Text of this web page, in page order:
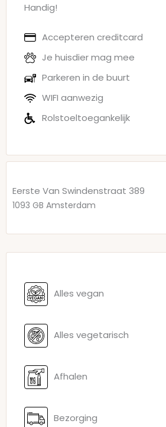
Handig!
Accepteren creditcard
Je huisdier mag mee
Parkeren in de buurt
WIFI aanwezig
Rolstoeltoegankelijk
Eerste Van Swindenstraat 389
1093 GB Amsterdam
Alles vegan
Alles vegetarisch
Afhalen
Bezorging